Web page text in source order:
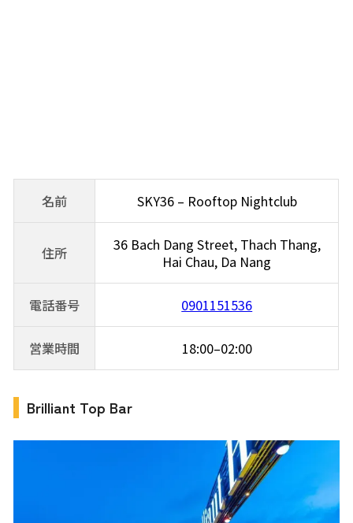
名前 SKY36 – Rooftop Nightclub
住所
36 Bach Dang Street, Thach Thang,
Hai Chau, Da Nang
電話番号 0901151536
営業時間 18:00–02:00
Brilliant Top Bar